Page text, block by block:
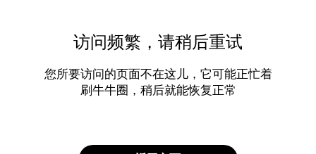
访问频繁，请稍后重试
您所要访问的页面不在这儿，它可能正忙着
刷牛牛圈，稍后就能恢复正常